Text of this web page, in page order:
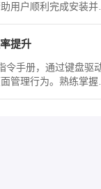
用户顺利完成安装并
提升
令手册，通过键盘驱
管理行为。熟练掌握